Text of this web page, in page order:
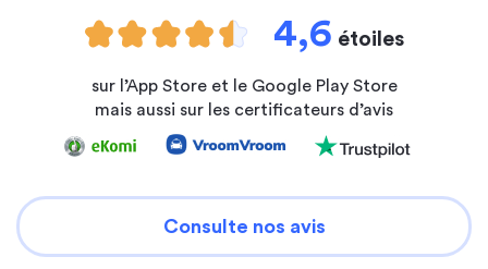
4,6 étoiles
sur l’App Store et le Google Play Store
mais aussi sur les certificateurs d’avis
Consulte nos avis